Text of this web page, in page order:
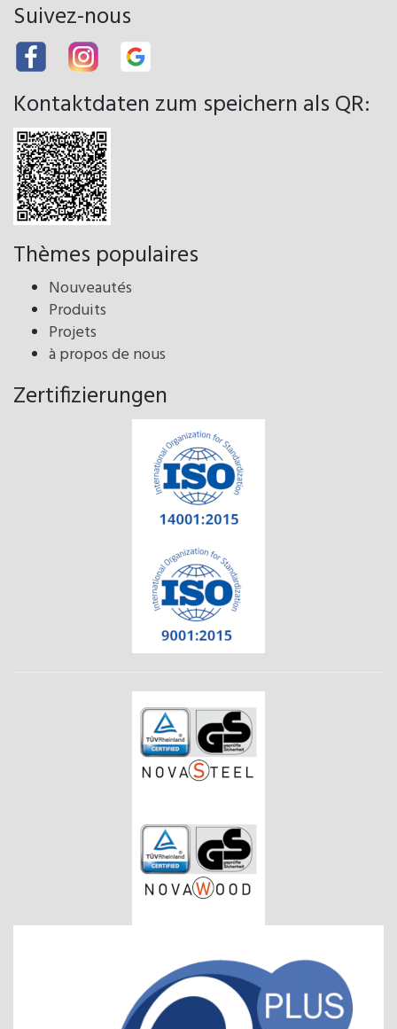
Suivez-nous
Kontaktdaten zum speichern als QR:
Thèmes populaires
Nouveautés
Produits
Projets
à propos de nous
Zertifizierungen